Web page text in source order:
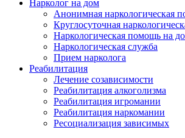
Нарколог на дом
Анонимная наркологическая
Круглосуточная
Наркологическая помощь на
Наркологическая служба
Прием нарколога
Реабилитация
Лечение созависимости
Реабилитация алкоголизма
Реабилитация игромании
Реабилитация наркомании
Ресоциализация зависимых